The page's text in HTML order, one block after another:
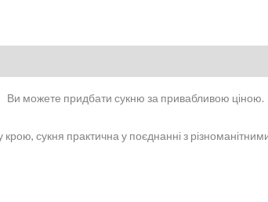
Ви можете придбати сукню за привабливою ціною.
сукня практична у поєднанні з